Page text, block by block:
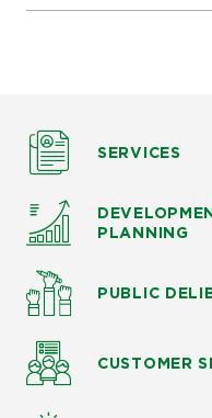
SERVICES
PLANNING
PUBLIC
CUSTOMER